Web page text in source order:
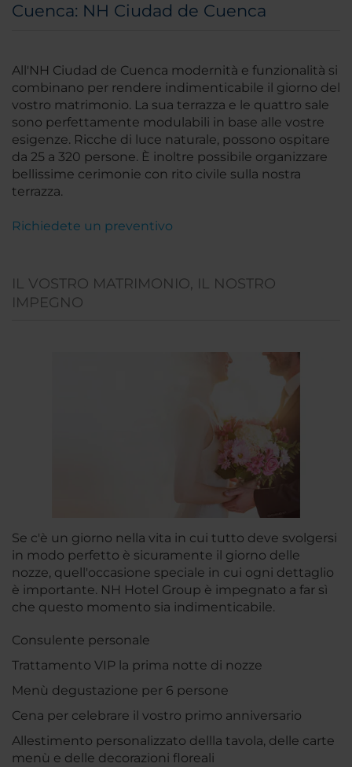
Cuenca: NH Ciudad de Cuenca
All'NH Ciudad de Cuenca modernità e funzionalità si
combinano per rendere indimenticabile il giorno del
vostro matrimonio. La sua terrazza e le quattro sale
sono perfettamente modulabili in base alle vostre
esigenze. Ricche di luce naturale, possono ospitare
da 25 a 320 persone. È inoltre possibile organizzare
bellissime cerimonie con rito civile sulla nostra
terrazza.
Richiedete un preventivo
IL VOSTRO MATRIMONIO, IL NOSTRO
IMPEGNO
Se c'è un giorno nella vita in cui tutto deve svolgersi
in modo perfetto è sicuramente il giorno delle
nozze, quell'occasione speciale in cui ogni dettaglio
è importante. NH Hotel Group è impegnato a far sì
che questo momento sia indimenticabile.
Consulente personale
Trattamento VIP la prima notte di nozze
Menù degustazione per 6 persone
Cena per celebrare il vostro primo anniversario
Allestimento personalizzato dellla tavola, delle carte
menù e delle decorazioni floreali